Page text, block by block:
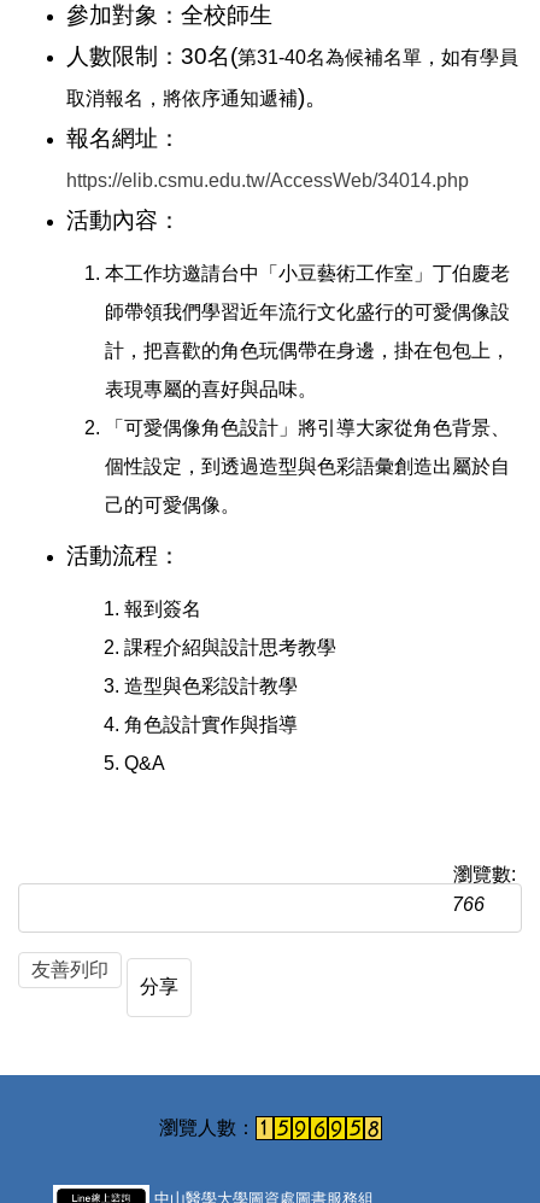
參加對象：全校師生
人數限制：30名(第31-40名為候補名單，如有學員
取消報名，將依序通知遞補)。
報名網址 ：
https://elib.csmu.edu.tw/AccessWeb/34014.php
活動內容：
本工作坊邀請台中「小豆藝術工作室」丁伯慶老
師帶領我們學習近年流行文化盛行的可愛偶像設
計，把喜歡的角色玩偶帶在身邊，掛在包包上，
表現專屬的喜好與品味。
「可愛偶像角色設計」將引導大家從角色背景、
個性設定，到透過造型與色彩語彙創造出屬於自
己的可愛偶像。
活動流程：
報到簽名
課程介紹與設計思考教學
造型與色彩設計教學
角色設計實作與指導
Q&A
瀏覽數:
766
友善列印
分享
中山醫學大學圖資處圖書服務組